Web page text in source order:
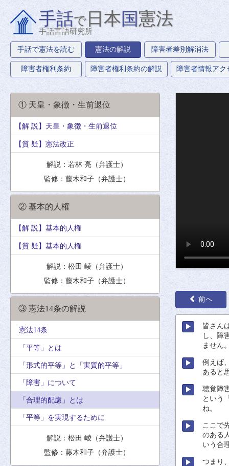
手話で 日本国憲法
手話言語研究所
手話で憲法を読む 憲法の解説 障害者差別解消法
障害者権利条約 障害者権利条約の解説 障害者情報ア
① 天皇・象徴・生前退位
【解 説】天皇・象徴・生前退位
【質 疑】憲法改正
解説：若林 亮（弁護士）
監修：藤木和子（弁護士）
② 基本的人権
【解 説】基本的人権
【質 疑】基本的人権
解説：松田 崚（弁護士）
監修：藤木和子（弁護士）
③ 憲法14条の解説
憲法14条
「平等」とは
「形式的平等」と「実質的平等」
「障害」について
「合理的配慮」とは
「平等」を実現するために
解説：松田 崚（弁護士）
監修：藤木和子（弁護士）
前へ
皆さん
し、
障
ません
例 えば
あると
聴覚 障
という
ね。
ここで
のある
いう合
つまり